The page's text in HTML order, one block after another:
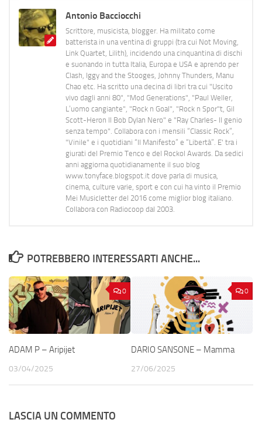
Antonio Bacciocchi
Scrittore, musicista, blogger. Ha militato come
batterista in una ventina di gruppi (tra cui Not Moving,
Link Quartet, Lilith), incidendo una cinquantina di dischi
e suonando in tutta Italia, Europa e USA e aprendo per
Clash, Iggy and the Stooges, Johnny Thunders, Manu
Chao etc. Ha scritto una decina di libri tra cui "Uscito
vivo dagli anni 80", "Mod Generations", "Paul Weller,
L’uomo cangiante", "Rock n Goal", "Rock n Spor"t, Gil
Scott-Heron Il Bob Dylan Nero" e "Ray Charles- Il genio
senza tempo". Collabora con i mensili “Classic Rock”,
"Vinile" e i quotidiani “Il Manifesto” e “Libertà”. E' tra i
giurati del Premio Tenco e del Rockol Awards. Da sedici
anni aggiorna quotidianamente il suo blog
www.tonyface.blogspot.it dove parla di musica,
cinema, culture varie, sport e con cui ha vinto il Premio
Mei Musicletter del 2016 come miglior blog italiano.
Collabora con Radiocoop dal 2003.
POTREBBERO INTERESSARTI ANCHE...
0
ADAM P – Aripijet
03/04/2025
0
DARIO SANSONE – Mamma
27/06/2025
LASCIA UN COMMENTO